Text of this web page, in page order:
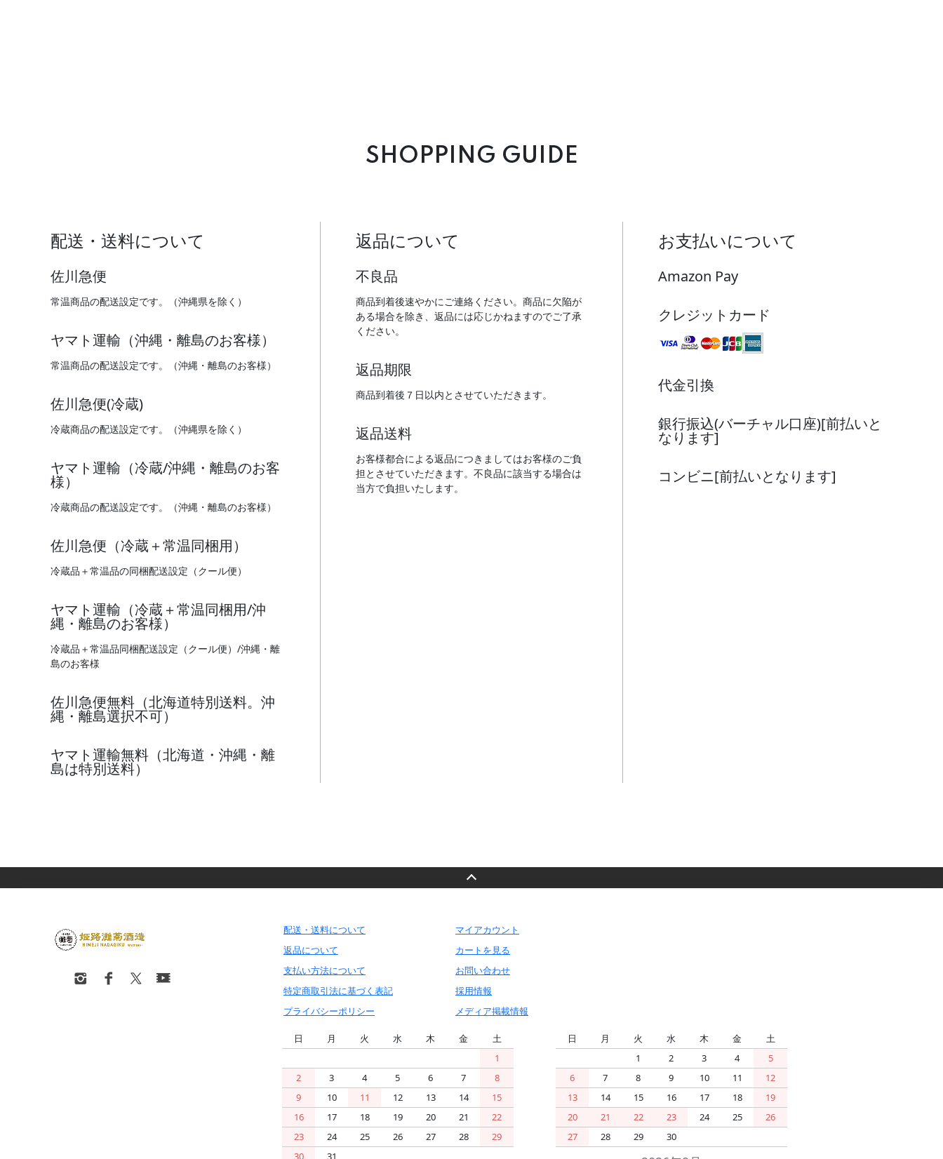
SHOPPING GUIDE
配送・送料について
佐川急便
常温商品の配送設定です。（沖縄県を除く）
ヤマト運輸（沖縄・離島のお客様）
常温商品の配送設定です。（沖縄・離島のお客様）
佐川急便(冷蔵)
冷蔵商品の配送設定です。（沖縄県を除く）
ヤマト運輸（冷蔵/沖縄・離島のお客
様）
冷蔵商品の配送設定です。（沖縄・離島のお客様）
佐川急便（冷蔵＋常温同梱用）
冷蔵品＋常温品の同梱配送設定（クール便）
ヤマト運輸（冷蔵＋常温同梱用/沖
縄・離島のお客様）
冷蔵品＋常温品同梱配送設定（クール便）/沖縄・離
島のお客様
佐川急便無料（北海道特別送料。沖
縄・離島選択不可）
ヤマト運輸無料（北海道・沖縄・離
島は特別送料）
返品について
不良品
商品到着後速やかにご連絡ください。商品に欠陥が
ある場合を除き、返品には応じかねますのでご了承
ください。
返品期限
商品到着後７日以内とさせていただきます。
返品送料
お客様都合による返品につきましてはお客様のご負
担とさせていただきます。不良品に該当する場合は
当方で負担いたします。
お支払いについて
Amazon Pay
クレジットカード
代金引換
銀行振込(バーチャル口座)[前払いと
なります]
コンビニ[前払いとなります]
配送・送料について
返品について
支払い方法について
特定商取引法に基づく表記
プライバシーポリシー
マイアカウント
カートを見る
お問い合わせ
採用情報
メディア掲載情報
日 月 火 水 木 金
土
1
2
3 4 5 6 7
8
9
10 11 12 13 14
15
16
17 18 19 20 21
22
23
24 25 26 27 28
29
30
31
日 月 火 水 木 金
土
1
2 3 4
5
6
7 8 9 10 11
12
13
14 15 16 17 18
19
20
21 22 23 24 25
26
27
28 29 30